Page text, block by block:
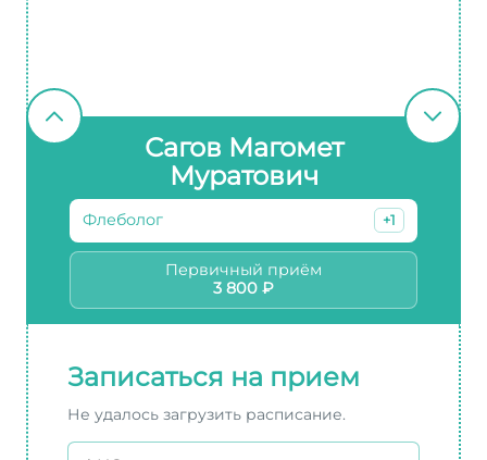
Сагов Магомет
Муратович
Флеболог +1
Первичный приём
3 800 ₽
Записаться на прием
Не удалось загрузить расписание.